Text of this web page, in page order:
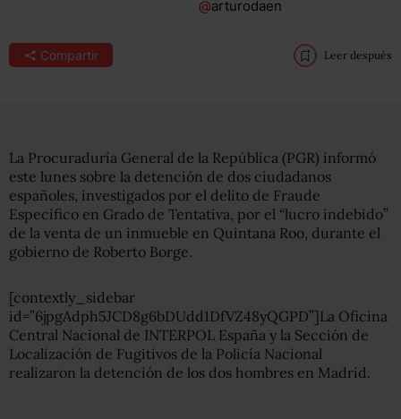
@arturodaen
Compartir Leer después
La Procuraduría General de la República (PGR) informó
este lunes sobre la detención de dos ciudadanos
españoles, investigados por el delito de Fraude
Específico en Grado de Tentativa, por el “lucro indebido”
de la venta de un inmueble en Quintana Roo, durante el
gobierno de Roberto Borge.
[contextly_sidebar
id=”6jpgAdph5JCD8g6bDUdd1DfVZ48yQGPD”]La Oficina
Central Nacional de INTERPOL España y la Sección de
Localización de Fugitivos de la Policía Nacional
realizaron la detención de los dos hombres en Madrid.